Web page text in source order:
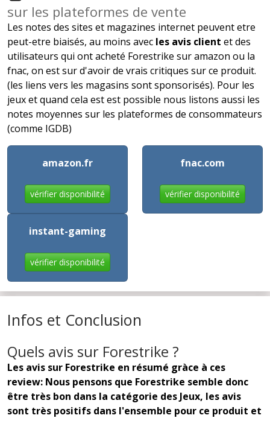
sur les plateformes de vente
Les notes des sites et magazines internet peuvent etre
peut-etre biaisés, au moins avec les avis client et des
utilisateurs qui ont acheté Forestrike sur amazon ou la
fnac, on est sur d'avoir de vrais critiques sur ce produit.
(les liens vers les magasins sont sponsorisés). Pour les
jeux et quand cela est est possible nous listons aussi les
notes moyennes sur les plateformes de consommateurs
(comme IGDB)
amazon.fr
vérifier disponibilité
fnac.com
vérifier disponibilité
instant-gaming
vérifier disponibilité
Infos et Conclusion
Quels avis sur Forestrike ?
Les avis sur Forestrike en résumé gràce à ces
review: Nous pensons que Forestrike semble donc
être très bon dans la catégorie des Jeux, les avis
sont très positifs dans l'ensemble pour ce produit et